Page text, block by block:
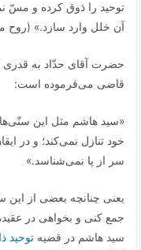
توحيد را ذوق كرده و مسّ
آن خلل وارد سازد.» (روح
حضرت آقاى حدّاد به قدرى
قاضى می‌فرموده است:
«سيد هاشم مثل اين
خود تنازل نمی‌‏كند؛ و در
سر از پا نمی‌‏شناسد.»
يعنى چنانچه بعضى از اين
جمع كنى و بخواهى در
سيد هاشم در قضيهتوحيد